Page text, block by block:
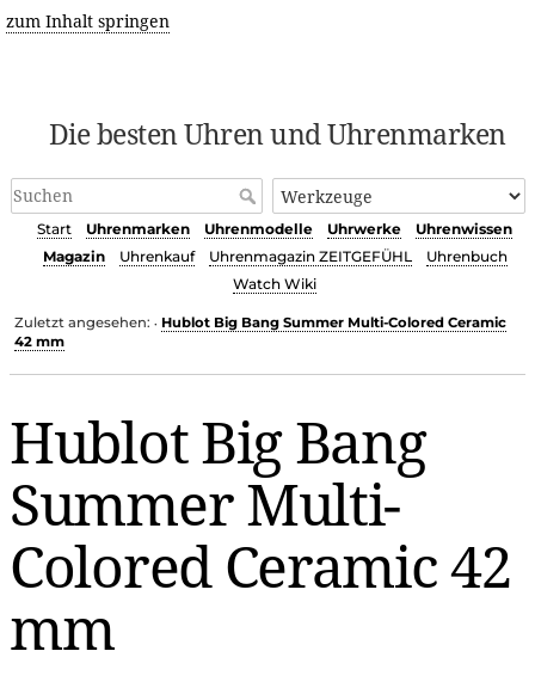
zum Inhalt springen
Die besten Uhren und Uhrenmarken
Start Uhrenmarken Uhrenmodelle Uhrwerke
Uhrenwissen
Magazin
Uhrenkauf Uhrenmagazin ZEITGEFÜHL
Uhrenbuch
Watch Wiki
Zuletzt angesehen: • Hublot Big Bang Summer Multi-Colored Ceramic
42 mm
Hublot Big Bang
Summer Multi-
Colored Ceramic 42
mm